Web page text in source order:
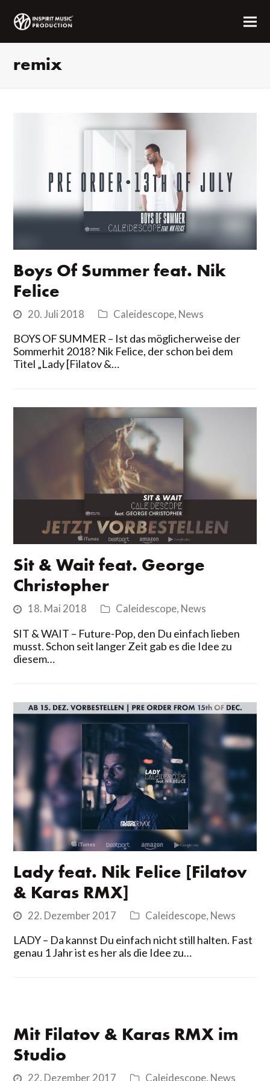
remix
Boys Of Summer feat. Nik
Felice
20. Juli 2018 Caleidescope, News
BOYS OF SUMMER – Ist das möglicherweise der
Sommerhit 2018? Nik Felice, der schon bei dem
Titel „Lady [Filatov &…
Sit & Wait feat. George
Christopher
18. Mai 2018 Caleidescope, News
SIT & WAIT – Future-Pop, den Du einfach lieben
musst. Schon seit langer Zeit gab es die Idee zu
diesem…
Lady feat. Nik Felice [Filatov
& Karas RMX]
22. Dezember 2017 Caleidescope, News
LADY – Da kannst Du einfach nicht still halten. Fast
genau 1 Jahr ist es her als die Idee zu…
Mit Filatov & Karas RMX im
Studio
22. Dezember 2017 Caleidescope, News